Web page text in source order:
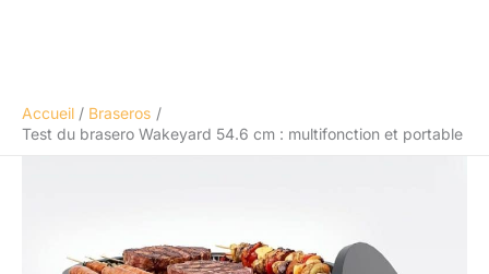
Accueil
Braseros
Test du brasero Wakeyard 54.6 cm : multifonction et portable